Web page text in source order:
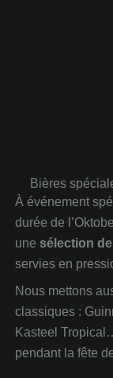
Bières
À événement
durée de
une sélection
servies en
Nous mettons
classiques :
Kasteel
pendant la fête